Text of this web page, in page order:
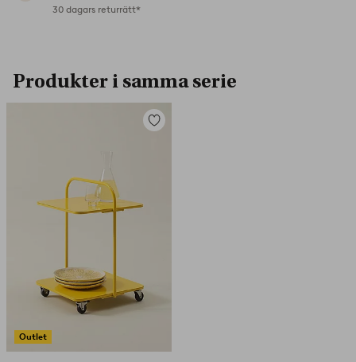
30 dagars returrätt*
Produkter i samma serie
Outlet
Lägg